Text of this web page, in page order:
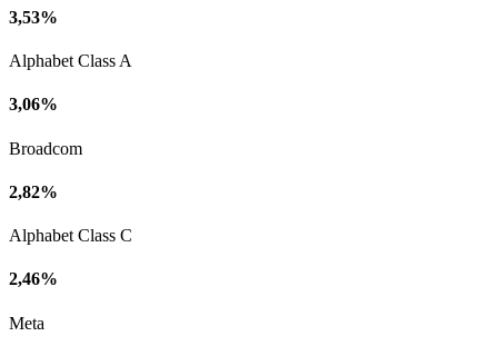
3,53%
Alphabet Class A
3,06%
Broadcom
2,82%
Alphabet Class C
2,46%
Meta